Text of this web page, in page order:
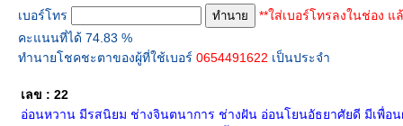
เบอร์โทร
**ใส่เบอร์โทรลงในช่อง แ
คะแนนที่ได้ 74.83 %
ทำนายโชคชะตาของผู้ที่ใช้เบอร์ 0654491622 เป็นประจำ
เลข : 22
อ่อนหวาน มีรสนิยม ช่างจินตนาการ ช่างฝัน อ่อนโยนอัธยาศัยดี มีเพื่อ